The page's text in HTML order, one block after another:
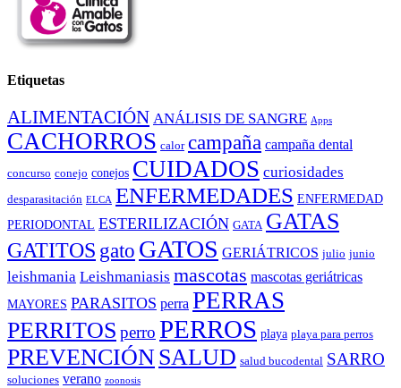
Etiquetas
ALIMENTACIÓN ANÁLISIS DE SANGRE Apps
CACHORROS calor campaña campaña dental
concurso conejo conejos CUIDADOS curiosidades
desparasitación ELCA ENFERMEDADES ENFERMEDAD
PERIODONTAL ESTERILIZACIÓN GATA GATAS
GATITOS gato GATOS GERIÁTRICOS julio junio
leishmania Leishmaniasis mascotas mascotas geriátricas
MAYORES PARASITOS perra PERRAS
PERRITOS perro PERROS playa playa para perros
PREVENCIÓNSALUD salud bucodental SARRO
soluciones verano zoonosis